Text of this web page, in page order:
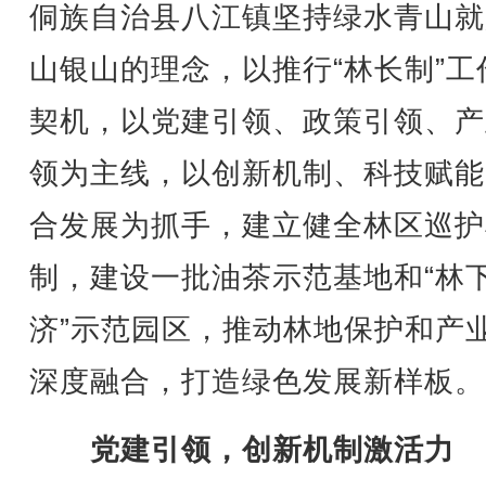
侗族自治县八江镇坚持绿水青山
山银山的理念，以推行“林长制”工
契机，以党建引领、政策引领、
领为主线，以创新机制、科技赋
合发展为抓手，建立健全林区巡
制，建设一批油茶示范基地和“林
济”示范园区，推动林地保护和产
深度融合，打造绿色发展新样板。
党建引领，创新机制激活力